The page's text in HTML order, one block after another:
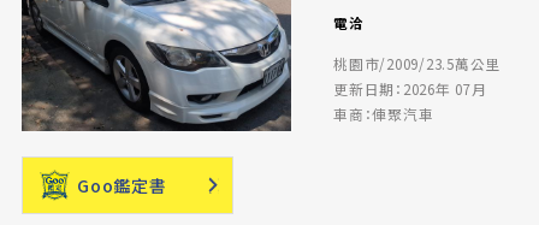
電洽
桃園市/2009/23.5萬公里
更新日期：2026年 07月
車商：俥聚汽車
Goo鑑定書